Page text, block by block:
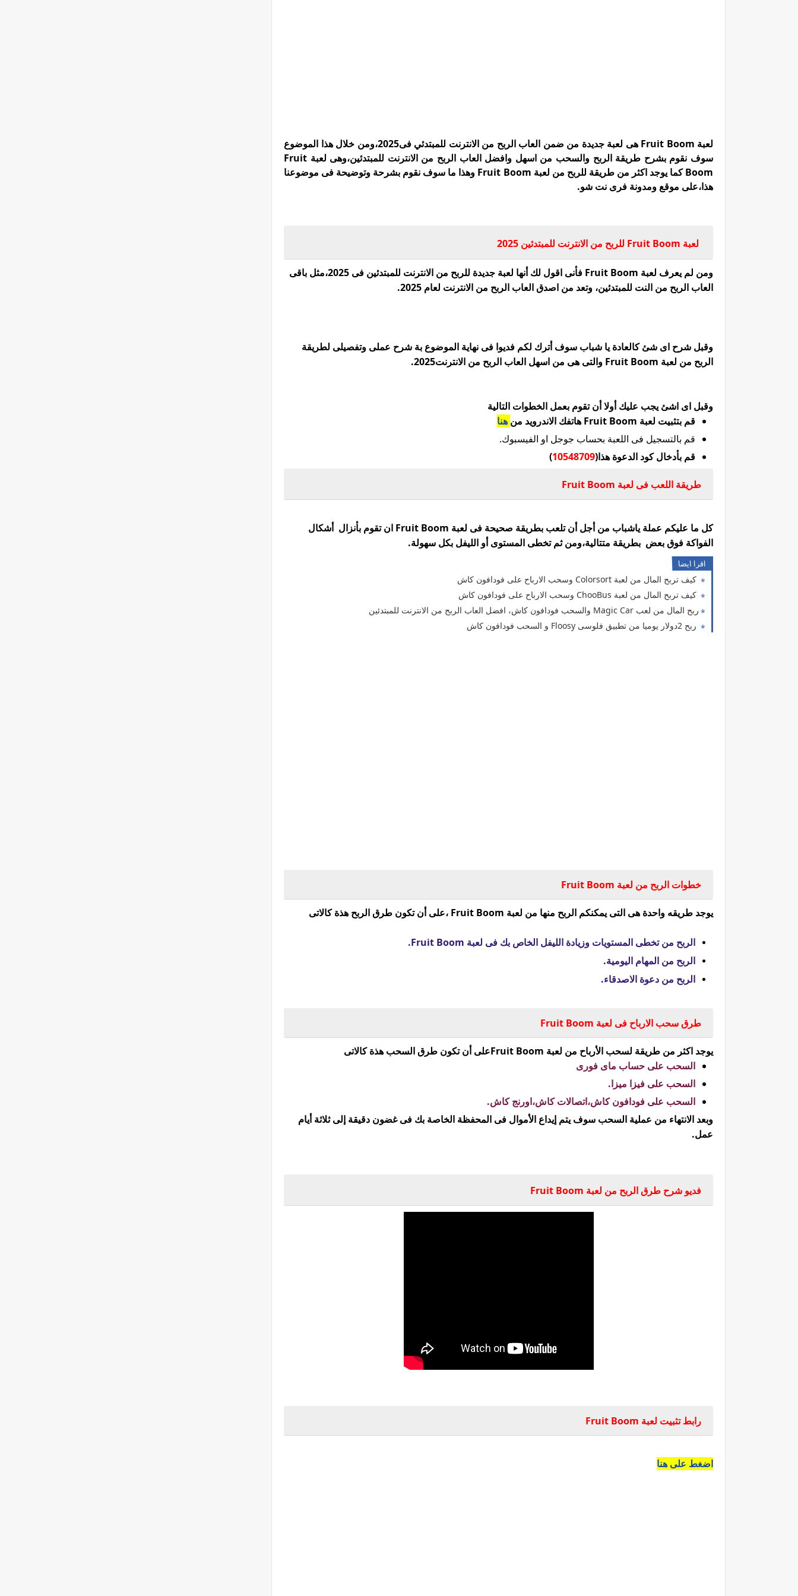
لعبة Fruit Boom هى لعبة جديدة من ضمن العاب الربح من الانترنت للمبتدئي فى2025،ومن خلال هذا الموضوع
سوف نقوم بشرح طريقة الربح والسحب من اسهل وافضل العاب الربح من الانترنت للمبتدئين،وهى لعبة Fruit
Boom كما يوجد اكثر من طريقة للربح من لعبة Fruit Boom وهذا ما سوف نقوم بشرحة وتوضيحة فى موضوعنا
هذا،على موقع ومدونة فرى نت شو.
لعبة Fruit Boom للربح من الانترنت للمبتدئين 2025
ومن لم يعرف لعبة Fruit Boom فأنى اقول لك أنها لعبة جديدة للربح من الانترنت للمبتدئين فى 2025،مثل باقى
العاب الربح من النت للمبتدئين، وتعد من اصدق العاب الربح من الانترنت لعام 2025.
وقبل شرح اى شئ كالعادة يا شباب سوف أترك لكم فديوا فى نهاية الموضوع بة شرح عملى وتفصيلى لطريقة
الربح من لعبة Fruit Boom والتى هى من اسهل العاب الربح من الانترنت2025.
وقبل اى اشئ يجب عليك أولا أن تقوم بعمل الخطوات التالية
قم بتثبيت لعبة Fruit Boom هاتفك الاندرويد من
هنا
قم بالتسجيل فى اللعبة بحساب جوجل او الفيسبوك.
قم بأدخال كود الدعوة هذا(10548709
)
طريقة اللعب فى لعبة Fruit Boom
كل ما عليكم عملة ياشباب من أجل أن تلعب بطريقة صحيحة فى لعبة Fruit Boom ان تقوم بأنزال أشكال
الفواكة فوق بعض بطريقة متتالية،ومن ثم تخطى المستوى أو الليفل بكل سهولة.
اقرا ايضا
كيف تربح المال من لعبة Colorsort وسحب الارباح على فودافون كاش
كيف تربح المال من لعبة ChooBus وسحب الارباح على فودافون كاش
ربح المال من لعب Magic Car والسحب فودافون كاش، افضل العاب الربح من الانترنت للمبتدئين
ربح 2دولار يوميا من تطبيق فلوسى Floosy و السحب فودافون كاش
خطوات الربح من لعبة Fruit Boom
يوجد طريقه واحدة هى التى يمكنكم الربح منها من لعبة Fruit Boom ،على أن تكون طرق الربح هذة كالاتى
الربح من تخطى المستويات وزيادة الليفل الخاص بك فى لعبة Fruit Boom.
الربح من المهام اليومية.
الربح من دعوة الاصدقاء.
طرق سحب الارباح فى لعبة Fruit Boom
يوجد اكثر من طريقة لسحب الأرباح من لعبة Fruit Boomعلى أن تكون طرق السحب هذة كالاتى
السحب على حساب ماى فورى
السحب على فيزا ميزا.
السحب على فودافون كاش،اتصالات كاش،اورنج كاش.
وبعد الانتهاء من عملية السحب سوف يتم إيداع الأموال فى المحفظة الخاصة بك فى غضون دقيقة إلى ثلاثة أيام
عمل.
فديو شرح طرق الربح من لعبة Fruit Boom
رابط تثبيت لعبة Fruit Boom
اضغط على هنا